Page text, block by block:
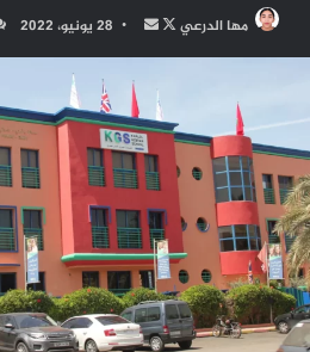
مها الدرعي
تابع
على
أرسل
بريدا
إلكترونيا
28 يونيو، 2022